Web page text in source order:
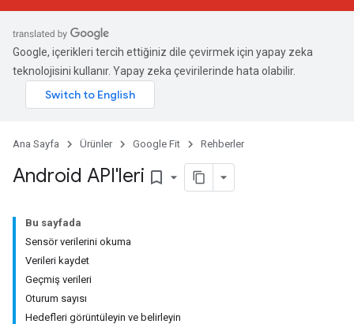
Google, içerikleri tercih ettiğiniz dile çevirmek için yapay zeka
teknolojisini kullanır. Yapay zeka çevirilerinde hata olabilir.
Ana Sayfa Ürünler Google Fit Rehberler
Android API'leri bookmark_border
Bu sayfada
Sensör verilerini okuma
Verileri kaydet
Geçmiş verileri
Oturum sayısı
Hedefleri görüntüleyin ve belirleyin